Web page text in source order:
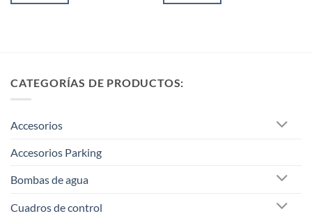
CATEGORÍAS DE PRODUCTOS:
Accesorios
Accesorios Parking
Bombas de agua
Cuadros de control